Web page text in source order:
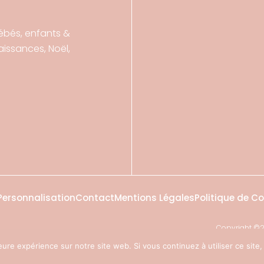
enfants &
Noël,
ContactMentions LégalesPolitique de
Copyright
expérience sur notre site web. Si vous continuez à utiliser ce